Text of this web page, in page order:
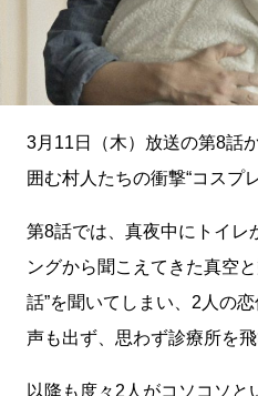
3月11日（木）放送の第8話
囲む村人たちの衝撃“コスプ
第8話では、真夜中にトイレ
ングから聞こえてきた真空
話”を聞いてしまい、2人の
声も出ず、思わず診療所を飛
以降も度々2人がコソコソと